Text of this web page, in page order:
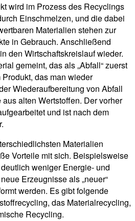
wird im Prozess des Recyclings
Einschmelzen, und die dabei
Materialien stehen zur
in Gebrauch. Anschließend
den Wirtschaftskreislauf wieder.
gemeint, das als „Abfall“ zuerst
das man wieder
Wiederaufbereitung von Abfall
alten Wertstoffen. Der vorher
und ist nach dem
Materialien
Vorteile mit sich. Beispielsweise
weniger Energie- und
Erzeugnisse als „neuer“
werden. Es gibt folgende
das Materialrecycling,
Recycling.